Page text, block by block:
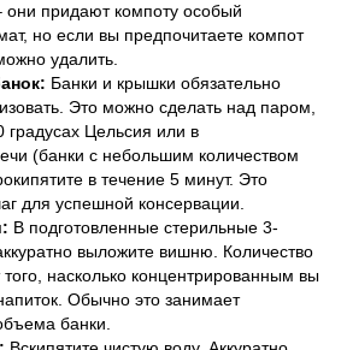
они придают компоту особый
но если вы предпочитаете компот
удалить.
Банки и крышки обязательно
Это можно сделать над паром,
градусах Цельсия или в
(банки с небольшим количеством
в течение 5 минут. Это
для успешной консервации.
В подготовленные стерильные 3-
выложите вишню. Количество
того, насколько концентрированным вы
Обычно это занимает
банки.